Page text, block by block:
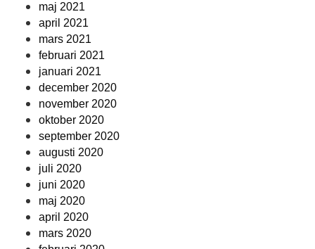
maj 2021
april 2021
mars 2021
februari 2021
januari 2021
december 2020
november 2020
oktober 2020
september 2020
augusti 2020
juli 2020
juni 2020
maj 2020
april 2020
mars 2020